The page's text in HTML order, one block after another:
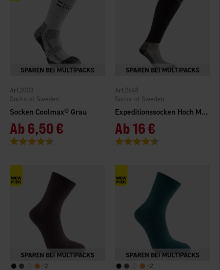
Socken Coolmax® Grau
Socks of Sweden
2003
Ab6,50 €
Bewertung:
Expeditionssocken Hoch Merinowolle
Socks of Sweden
2648
Ab16 €
Bewertung:
+2 +2